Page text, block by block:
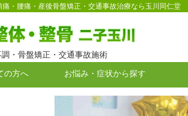
・腰痛・産後骨盤矯正・交通事故治療なら玉川同仁堂
・骨盤矯正・交通事故施術
の方へ お悩み・症状から探す